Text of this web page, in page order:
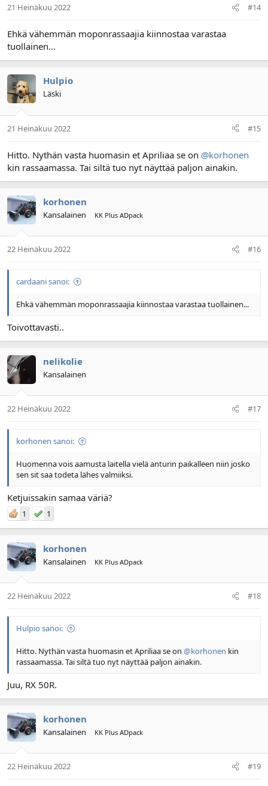
21 Heinäkuu 2022 #14
Ehkä vähemmän moponrassaajia kiinnostaa varastaa
tuollainen...
Hulpio
Läski
21 Heinäkuu 2022 #15
Hitto. Nythän vasta huomasin et Apriliaa se on @korhonen
kin rassaamassa. Tai siltä tuo nyt näyttää paljon ainakin.
korhonen
Kansalainen KK Plus ADpack
22 Heinäkuu 2022 #16
cardaani sanoi:
Ehkä vähemmän moponrassaajia kiinnostaa varastaa tuollainen...
Toivottavasti..
nelikolie
Kansalainen
22 Heinäkuu 2022 #17
korhonen sanoi:
Huomenna vois aamusta laitella vielä anturin paikalleen niin josko
sen sit saa todeta lähes valmiiksi.
Ketjuissakin samaa väriä?
1 1
korhonen
Kansalainen KK Plus ADpack
22 Heinäkuu 2022 #18
Hulpio sanoi:
Hitto. Nythän vasta huomasin et Apriliaa se on @korhonen kin
rassaamassa. Tai siltä tuo nyt näyttää paljon ainakin.
Juu, RX 50R.
korhonen
Kansalainen KK Plus ADpack
22 Heinäkuu 2022 #19